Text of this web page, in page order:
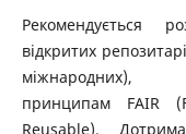
Рекомендується
відкритих
принципам FAIR
Reusable).